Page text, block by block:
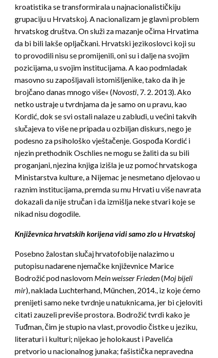
kroatistika se transformirala u najnacionalističkiju
grupaciju u Hrvatskoj. A nacionalizam je glavni problem
hrvatskog društva. On služi za mazanje očima Hrvatima
da bi bili lakše opljačkani. Hrvatski jezikoslovci koji su
to provodili nisu se promijenili, oni su i dalje na svojim
pozicijama, u svojim institucijama. A kao podmladak
masovno su zapošljavali istomišljenike, tako da ih je
brojčano danas mnogo više« (Novosti, 7. 2. 2013). Ako
netko ustraje u tvrdnjama da je samo on u pravu, kao
Kordić, dok se svi ostali nalaze u zabludi, u većini takvih
slučajeva to više ne pripada u ozbiljan diskurs, nego je
podesno za psihološko vještačenje. Gospođa Kordić i
njezin prethodnik Oschlies ne mogu se žaliti da su bili
proganjani, njezina knjiga izišla je uz pomoć hrvatskoga
Ministarstva kulture, a Nijemac je nesmetano djelovao u
raznim institucijama, premda su mu Hrvati u više navrata
dokazali da nije stručan i da izmišlja neke stvari koje se
nikad nisu dogodile.
Književnica hrvatskih korijena vidi samo zlo u Hrvatskoj
Posebno žalostan slučaj hrvatofobije nalazimo u
putopisu nadarene njemačke književnice Marice
Bodrožić pod naslovom Mein weisser Frieden(Moj bijeli
mir), naklada Luchterhand, München, 2014., iz koje ćemo
prenijeti samo neke tvrdnje u natuknicama, jer bi cjeloviti
citati zauzeli previše prostora. Bodrožić tvrdi kako je
Tuđman, čim je stupio na vlast, provodio čistke u jeziku,
literaturi i kulturi; nijekao je holokaust i Pavelića
pretvorio u nacionalnog junaka; fašistička nepravedna